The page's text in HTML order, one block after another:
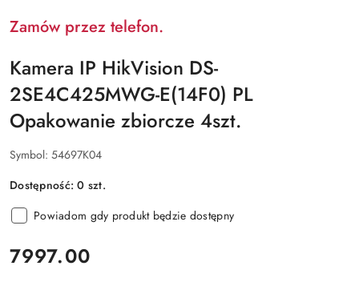
Zamów przez telefon.
Kamera IP HikVision DS-
2SE4C425MWG-E(14F0) PL
Opakowanie zbiorcze 4szt.
Symbol: 54697K04
Dostępność:0 szt.
Powiadom gdy produkt będzie dostępny
cena:
7997.00